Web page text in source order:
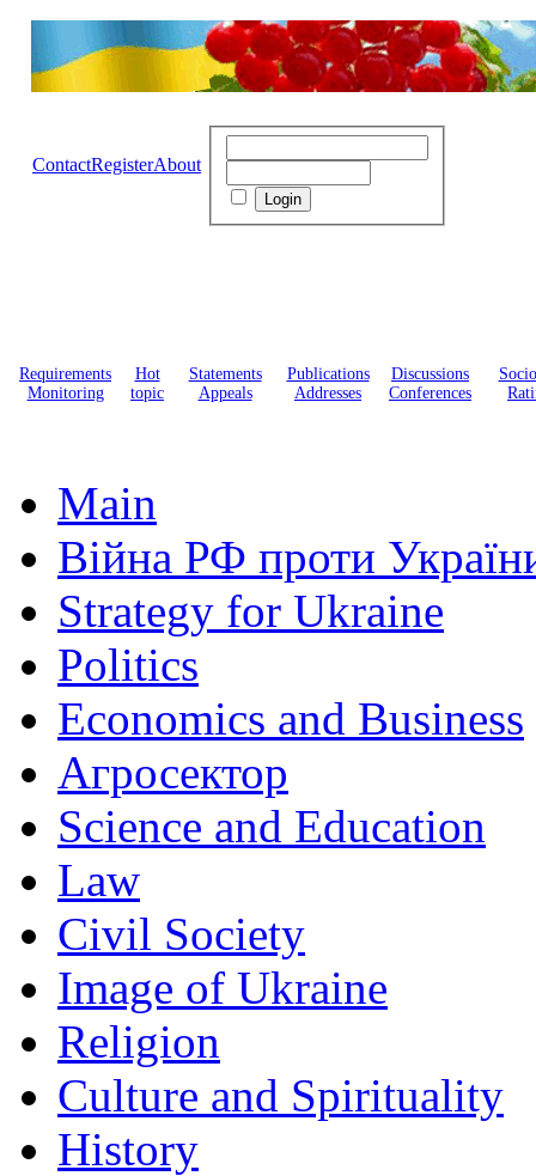
ContactRegisterAbout
Requirements
Monitoring
Hot
topic
Statements
Appeals
Publications
Addresses
Discussions
Conferences
Main
Війна РФ проти
Strategy for Ukraine
Politics
Economics and Business
Агросектор
Science and Education
Law
Civil Society
Image of Ukraine
Religion
Culture and Spirituality
History